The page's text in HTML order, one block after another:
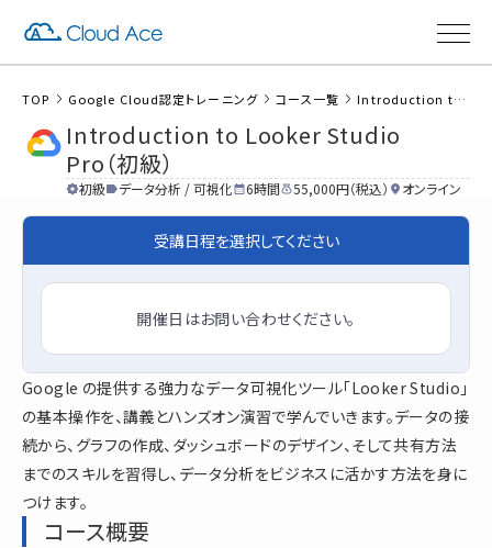
TOP Google Cloud認定トレーニング コース一覧 Introduction to Looker Studio Pro（初級）
Introduction to Looker Studio
Pro（初級）
初級 データ分析 / 可視化 6時間 55,000円（税込） オンライン
Google の提供する強力なデータ可視化ツール「Looker Studio」
の基本操作を、講義とハンズオン演習で学んでいきます。データの接
続から、グラフの作成、ダッシュボードのデザイン、そして共有方法
までのスキルを習得し、データ分析をビジネスに活かす方法を身に
つけます。
コース概要
受講日程を選択してください
開催日はお問い合わせください。